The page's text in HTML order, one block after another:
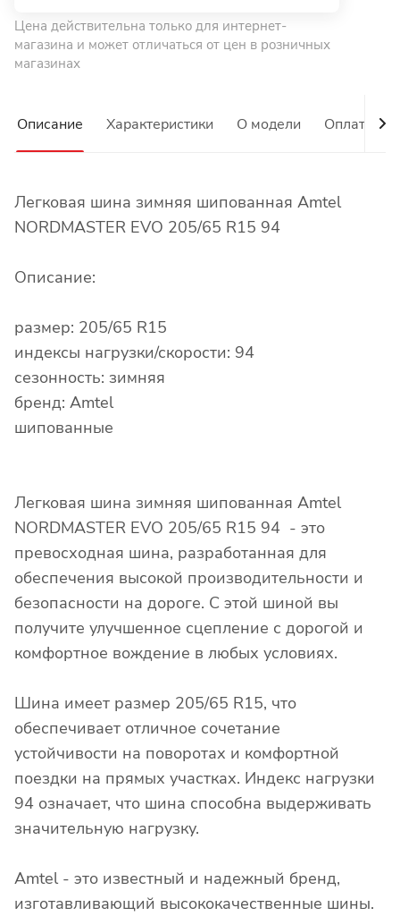
Цена действительна только для интернет-
магазина и может отличаться от цен в розничных
магазинах
Описание Характеристики О модели Оплата
Легковая шина зимняя шипованная Amtel
NORDMASTER EVO 205/65 R15 94
Описание:
размер: 205/65 R15
индексы нагрузки/скорости: 94
сезонность: зимняя
бренд: Amtel
шипованные
Легковая шина зимняя шипованная Amtel
NORDMASTER EVO 205/65 R15 94 - это
превосходная шина, разработанная для
обеспечения высокой производительности и
безопасности на дороге. С этой шиной вы
получите улучшенное сцепление с дорогой и
комфортное вождение в любых условиях.
Шина имеет размер 205/65 R15, что
обеспечивает отличное сочетание
устойчивости на поворотах и комфортной
поездки на прямых участках. Индекс нагрузки
94 означает, что шина способна выдерживать
значительную нагрузку.
Amtel - это известный и надежный бренд,
изготавливающий высококачественные шины.